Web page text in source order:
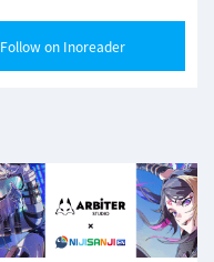
Follow on Inoreader